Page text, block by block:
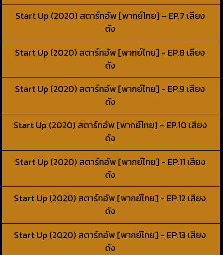
Start Up (2020) สตาร์ทอัพ [พากย์ไทย] - EP.7 เสียง
ดัง
Start Up (2020) สตาร์ทอัพ [พากย์ไทย] - EP.8 เสียง
ดัง
Start Up (2020) สตาร์ทอัพ [พากย์ไทย] - EP.9 เสียง
ดัง
Start Up (2020) สตาร์ทอัพ [พากย์ไทย] - EP.10 เสียง
ดัง
Start Up (2020) สตาร์ทอัพ [พากย์ไทย] - EP.11 เสียง
ดัง
Start Up (2020) สตาร์ทอัพ [พากย์ไทย] - EP.12 เสียง
ดัง
Start Up (2020) สตาร์ทอัพ [พากย์ไทย] - EP.13 เสียง
ดัง